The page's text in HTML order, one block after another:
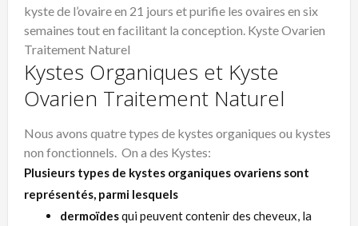
kyste de l’ovaire en 21 jours et purifie les ovaires en six
semaines tout en facilitant la conception. Kyste Ovarien
Traitement Naturel
Kystes Organiques et Kyste
Ovarien Traitement Naturel
Nous avons quatre types de kystes organiques ou kystes
non fonctionnels. On a des Kystes:
Plusieurs types de kystes organiques ovariens sont
représentés, parmi lesquels
dermoïdesqui peuvent contenir des cheveux, la